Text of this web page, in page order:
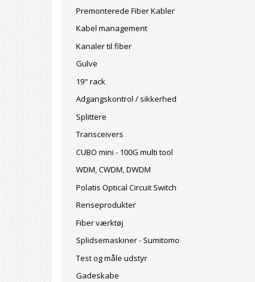
Premonterede Fiber Kabler
Kabel management
Kanaler til fiber
Gulve
19" rack
Adgangskontrol / sikkerhed
Splittere
Transceivers
CUBO mini - 100G multi tool
WDM, CWDM, DWDM
Polatis Optical Circuit Switch
Renseprodukter
Fiber værktøj
Splidsemaskiner - Sumitomo
Test og måle udstyr
Gadeskabe